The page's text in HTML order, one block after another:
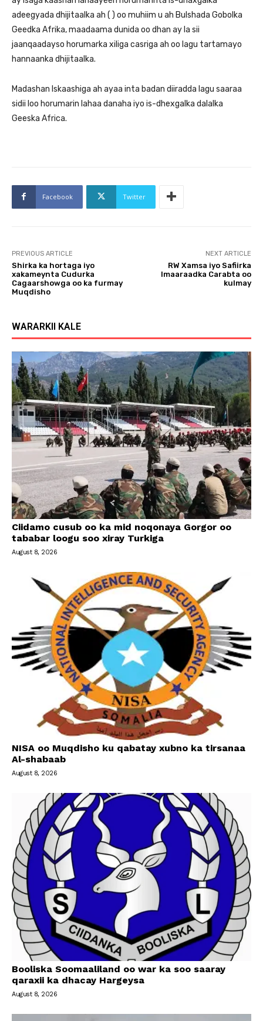
adeegyada dhijitaalka ah ( ) oo muhiim u ah Bulshada Gobolka
Geedka Afrika, maadaama dunida oo dhan ay la sii
jaanqaadayso horumarka xiliga casriga ah oo lagu tartamayo
hannaanka dhijitaalka.
Madashan Iskaashiga ah ayaa inta badan diiradda lagu saaraa
sidii loo horumarin lahaa danaha iyo is-dhexgalka dalalka
Geeska Africa.
Facebook Twitter
PREVIOUS ARTICLE
Shirka ka hortaga iyo
xakameynta Cudurka
Cagaarshowga oo ka furmay
Muqdisho
NEXT ARTICLE
RW Xamsa iyo Safiirka
Imaaraadka Carabta oo
kulmay
WARARKII KALE
Ciidamo cusub oo ka mid noqonaya Gorgor oo
tababar loogu soo xiray Turkiga
August 8, 2026
NISA oo Muqdisho ku qabatay xubno ka tirsanaa
Al-shabaab
August 8, 2026
Booliska Soomaaliland oo war ka soo saaray
qaraxii ka dhacay Hargeysa
August 8, 2026